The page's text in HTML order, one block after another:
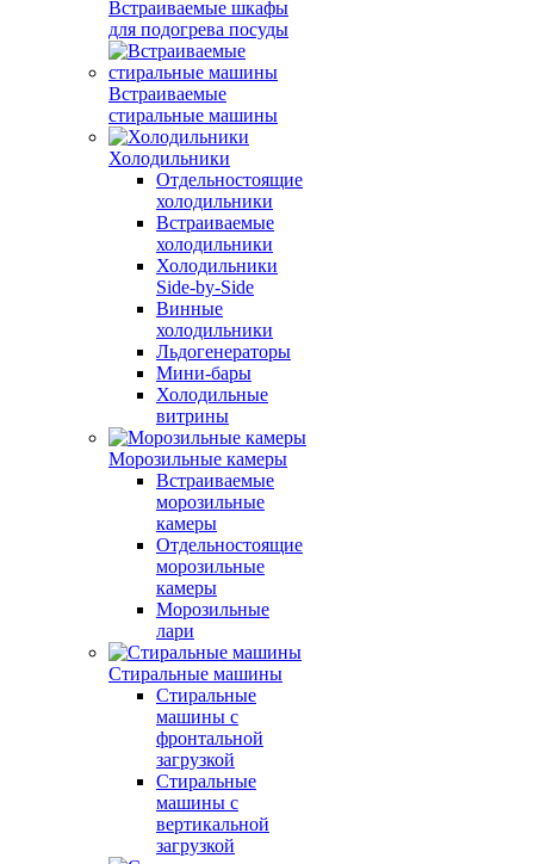
Встраиваемые шкафы
для подогрева посуды
Встраиваемые
стиральные машины
Холодильники
Отдельностоящие
холодильники
Встраиваемые
холодильники
Холодильники
Side-by-Side
Винные
холодильники
Льдогенераторы
Мини-бары
Холодильные
витрины
Морозильные камеры
Встраиваемые
морозильные
камеры
Отдельностоящие
морозильные
камеры
Морозильные
лари
Стиральные машины
Стиральные
машины с
фронтальной
загрузкой
Стиральные
машины с
вертикальной
загрузкой